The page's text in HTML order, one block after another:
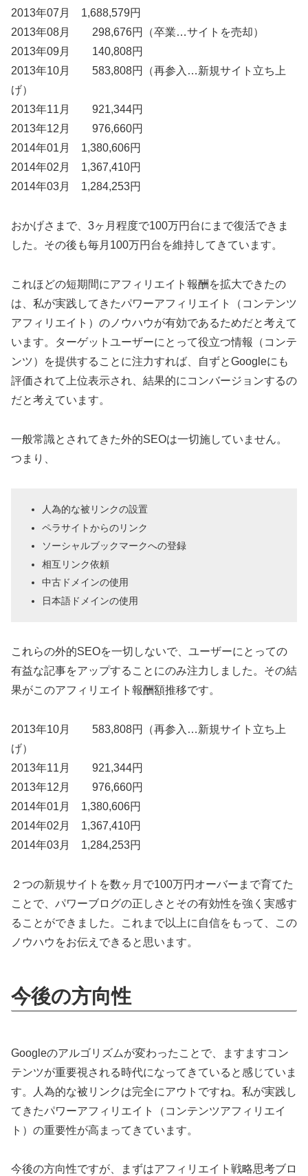
2013年07月 1,688,579円
2013年08月 298,676円（卒業…サイトを売却）
2013年09月 140,808円
2013年10月 583,808円（再参入…新規サイト立ち上
げ）
2013年11月 921,344円
2013年12月 976,660円
2014年01月 1,380,606円
2014年02月 1,367,410円
2014年03月 1,284,253円
おかげさまで、3ヶ月程度で100万円台にまで復活できま
した。その後も毎月100万円台を維持してきています。
これほどの短期間にアフィリエイト報酬を拡大できたの
は、私が実践してきたパワーアフィリエイト（コンテンツ
アフィリエイト）のノウハウが有効であるためだと考えて
います。ターゲットユーザーにとって役立つ情報（コンテ
ンツ）を提供することに注力すれば、自ずとGoogleにも
評価されて上位表示され、結果的にコンバージョンするの
だと考えています。
一般常識とされてきた外的SEOは一切施していません。
つまり、
人為的な被リンクの設置
ペラサイトからのリンク
ソーシャルブックマークへの登録
相互リンク依頼
中古ドメインの使用
日本語ドメインの使用
これらの外的SEOを一切しないで、ユーザーにとっての
有益な記事をアップすることにのみ注力しました。その結
果がこのアフィリエイト報酬額推移です。
2013年10月 583,808円（再参入…新規サイト立ち上
げ）
2013年11月 921,344円
2013年12月 976,660円
2014年01月 1,380,606円
2014年02月 1,367,410円
2014年03月 1,284,253円
２つの新規サイトを数ヶ月で100万円オーバーまで育てた
ことで、パワーブログの正しさとその有効性を強く実感す
ることができました。これまで以上に自信をもって、この
ノウハウをお伝えできると思います。
今後の方向性
Googleのアルゴリズムが変わったことで、ますますコン
テンツが重要視される時代になってきていると感じていま
す。人為的な被リンクは完全にアウトですね。私が実践し
てきたパワーアフィリエイト（コンテンツアフィリエイ
ト）の重要性が高まってきています。
今後の方向性ですが、まずはアフィリエイト戦略思考ブロ